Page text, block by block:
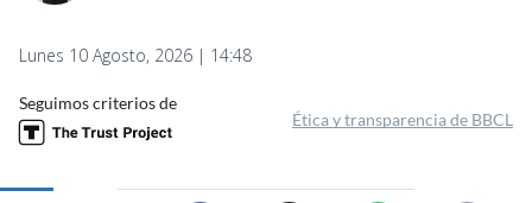
Lunes 10 Agosto, 2026 | 14:48
Seguimos criterios de
Ética y transparencia de BBCL